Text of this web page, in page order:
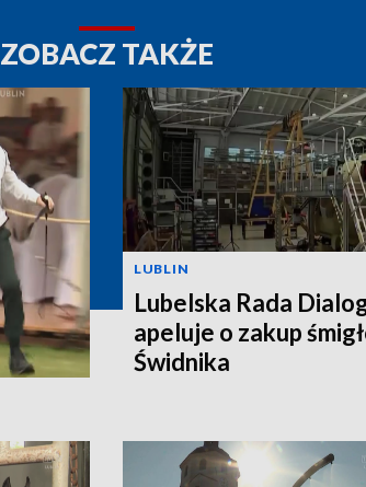
ZOBACZ TAKŻE
LUBLIN
Lubelska Rada
apeluje o zakup
Świdnika